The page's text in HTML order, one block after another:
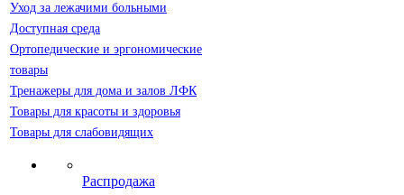
Уход за лежачими больными
Доступная среда
Ортопедические и эргономические
товары
Тренажеры для дома и залов ЛФК
Товары для красоты и здоровья
Товары для слабовидящих
Распродажа